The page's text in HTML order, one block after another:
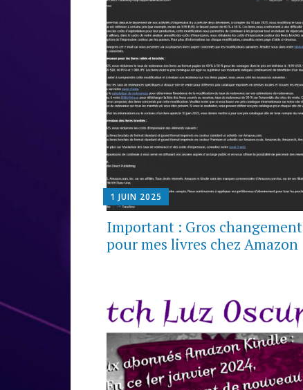
1 JUIN 2025
Important : Gros changement
pour mes livres chez Amazon